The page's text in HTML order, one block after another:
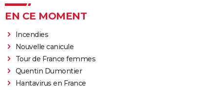
EN CE MOMENT
Incendies
Nouvelle canicule
Tour de France femmes
Quentin Dumontier
Hantavirus en France